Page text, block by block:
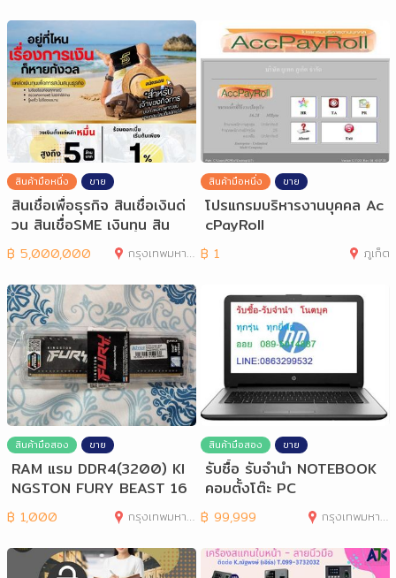
สินค้ามือหนึ่ง ขาย
สินเชื่อเพื่อธุรกิจ สินเชื่อเงินด่
วน สินเชื่อSME เงินทุน สิน
฿ 5,000,000 กรุงเทพมหานคร
สินค้ามือหนึ่ง ขาย
โปรแกรมบริหารงานบุคคล Ac
cPayRoll
฿ 1 ภูเก็ต
สินค้ามือสอง ขาย
RAM แรม DDR4(3200) KI
NGSTON FURY BEAST 16
GB 8GBx2
฿ 1,000 กรุงเทพมหานคร
สินค้ามือสอง ขาย
รับซื้อ รับจำนำ NOTEBOOK
คอมตั้งโต๊ะ PC
฿ 99,999 กรุงเทพมหานคร